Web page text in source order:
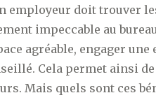
employeur doit trouver
impeccable au
agréable, engager une
Cela permet ainsi
Mais quels sont ces